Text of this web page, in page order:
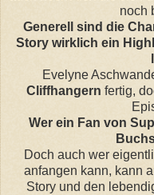
noch
Generell sind die
Story wirklich ein
Evelyne
Cliffhangern fertig,
Wer ein Fan von
Doch auch wer
anfangen kann, kann
Story und den